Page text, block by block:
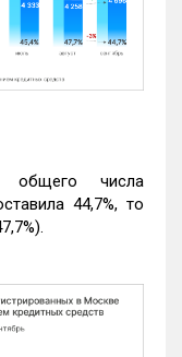
общего числа
44,7%, то